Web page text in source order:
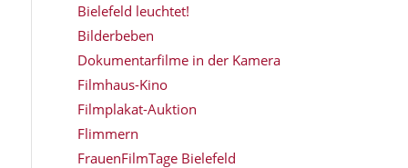
Bielefeld leuchtet!
Bilderbeben
Dokumentarfilme in der Kamera
Filmhaus-Kino
Filmplakat-Auktion
Flimmern
FrauenFilmTage Bielefeld